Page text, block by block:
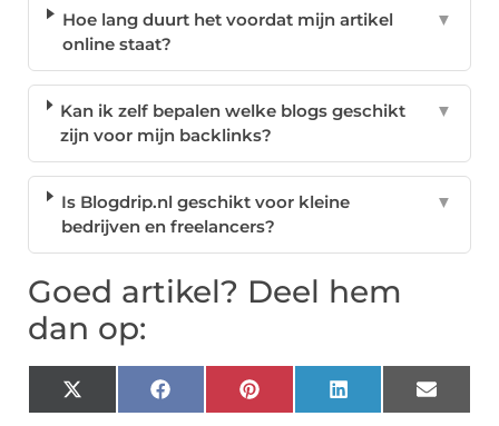
Hoe lang duurt het voordat mijn artikel
online staat?
▼
Kan ik zelf bepalen welke blogs geschikt
zijn voor mijn backlinks?
▼
Is Blogdrip.nl geschikt voor kleine
bedrijven en freelancers?
▼
Goed artikel? Deel hem
dan op:
X
(Twitter)
FacebookPinterest LinkedIn Email